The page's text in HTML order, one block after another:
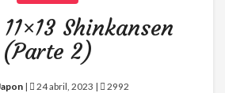
Shinkansen
(Parte 2)
| 24 abril, 2023 | 2992